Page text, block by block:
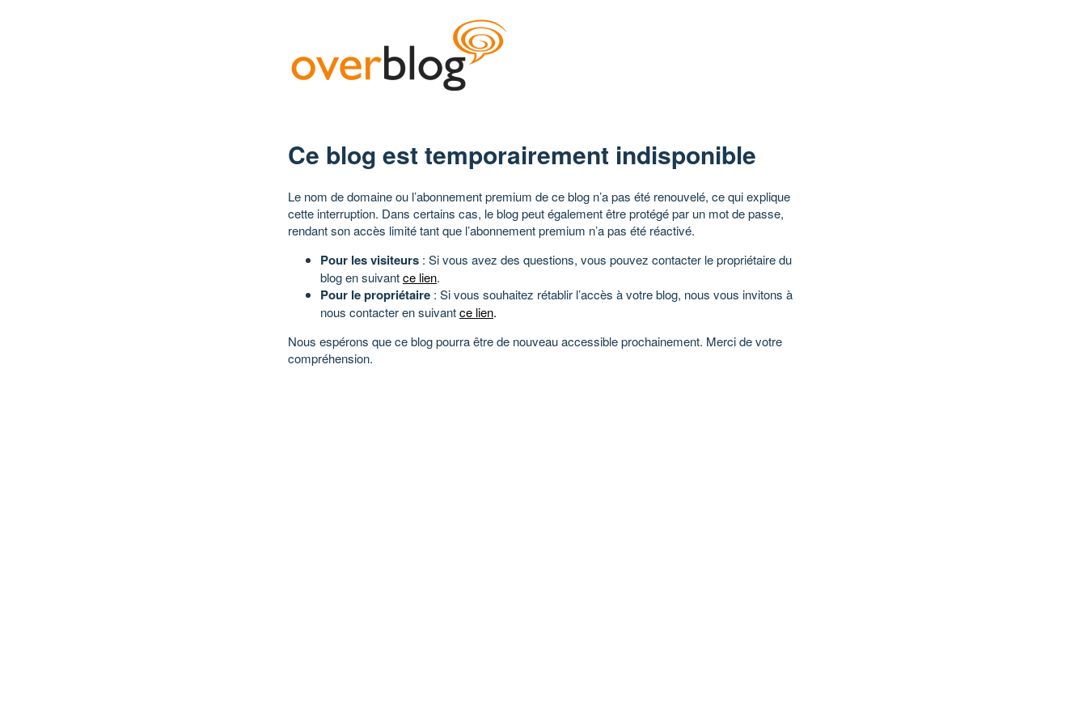
Ce blog est temporairement indisponible
Le nom de domaine ou l’abonnement premium de ce blog n’a pas été renouvelé, ce qui explique
cette interruption. Dans certains cas, le blog peut également être protégé par un mot de passe,
rendant son accès limité tant que l’abonnement premium n’a pas été réactivé.
Pour les visiteurs : Si vous avez des questions, vous pouvez contacter le propriétaire du
blog en suivantce lien.
Pour le propriétaire : Si vous souhaitez rétablir l’accès à votre blog, nous vous invitons à
nous contacter en suivantce lien.
Nous espérons que ce blog pourra être de nouveau accessible prochainement. Merci de votre
compréhension.